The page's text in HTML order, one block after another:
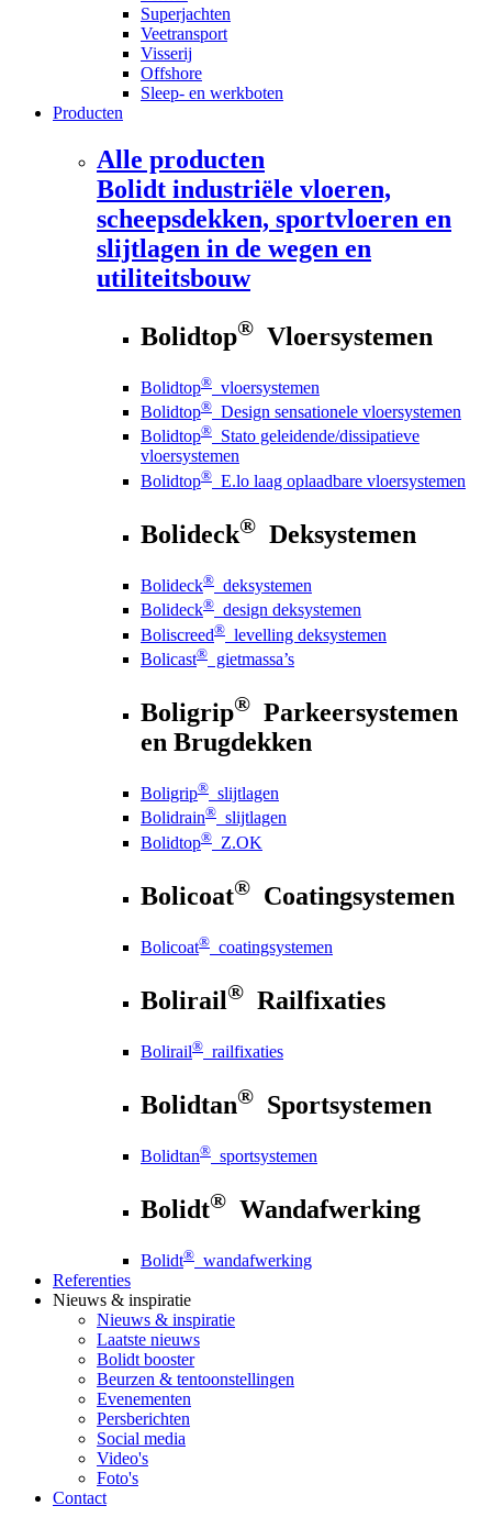
Superjachten
Veetransport
Visserij
Offshore
Sleep- en werkboten
Producten
Alle producten
Bolidt industriële vloeren,
scheepsdekken, sportvloeren en
slijtlagen in de wegen en
utiliteitsbouw
Bolidtop® Vloersystemen
Bolidtop® vloersystemen
Bolidtop® Design sensationele vloersystemen
Bolidtop® Stato geleidende/dissipatieve
vloersystemen
Bolidtop® E.lo laag oplaadbare vloersystemen
Bolideck® Deksystemen
Bolideck® deksystemen
Bolideck® design deksystemen
Boliscreed® levelling deksystemen
Bolicast® gietmassa’s
Boligrip® Parkeersystemen
en Brugdekken
Boligrip® slijtlagen
Bolidrain® slijtlagen
Bolidtop® Z.OK
Bolicoat® Coatingsystemen
Bolicoat® coatingsystemen
Bolirail® Railfixaties
Bolirail® railfixaties
Bolidtan® Sportsystemen
Bolidtan® sportsystemen
Bolidt® Wandafwerking
Bolidt® wandafwerking
Referenties
Nieuws & inspiratie
Nieuws & inspiratie
Laatste nieuws
Bolidt booster
Beurzen & tentoonstellingen
Evenementen
Persberichten
Social media
Video's
Foto's
Contact